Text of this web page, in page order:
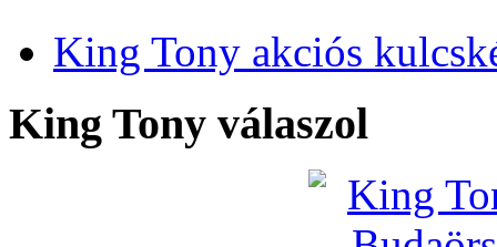
King Tony akciós
King Tony válaszol